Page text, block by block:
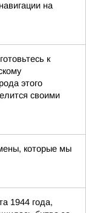
на
к
этого
своими
которые мы
1944 года,